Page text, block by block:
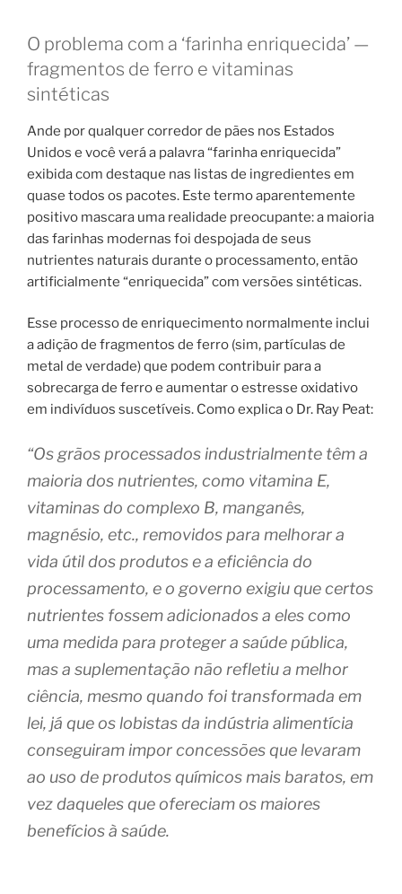
O problema com a ‘farinha enriquecida’ —
fragmentos de ferro e vitaminas
sintéticas
Ande por qualquer corredor de pães nos Estados
Unidos e você verá a palavra “farinha enriquecida”
exibida com destaque nas listas de ingredientes em
quase todos os pacotes. Este termo aparentemente
positivo mascara uma realidade preocupante: a maioria
das farinhas modernas foi despojada de seus
nutrientes naturais durante o processamento, então
artificialmente “enriquecida” com versões sintéticas.
Esse processo de enriquecimento normalmente inclui
a adição de fragmentos de ferro (sim, partículas de
metal de verdade) que podem contribuir para a
sobrecarga de ferro e aumentar o estresse oxidativo
em indivíduos suscetíveis. Como explica o Dr. Ray Peat:
“Os grãos processados ​​industrialmente têm a
maioria dos nutrientes, como vitamina E,
vitaminas do complexo B, manganês,
magnésio, etc., removidos para melhorar a
vida útil dos produtos e a eficiência do
processamento, e o governo exigiu que certos
nutrientes fossem adicionados a eles como
uma medida para proteger a saúde pública,
mas a suplementação não refletiu a melhor
ciência, mesmo quando foi transformada em
lei, já que os lobistas da indústria alimentícia
conseguiram impor concessões que levaram
ao uso de produtos químicos mais baratos, em
vez daqueles que ofereciam os maiores
benefícios à saúde.